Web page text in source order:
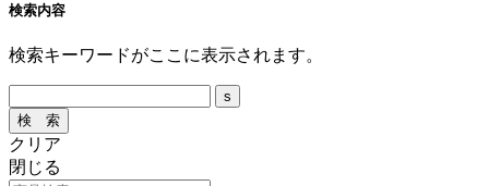
検索内容
検索キーワードがここに表示されます。
クリア
閉じる